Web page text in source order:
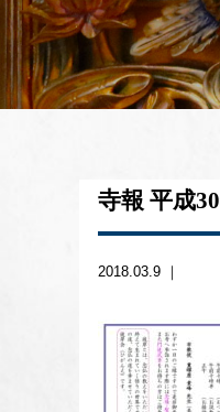
寺報 平成
2018.03.9 ｜